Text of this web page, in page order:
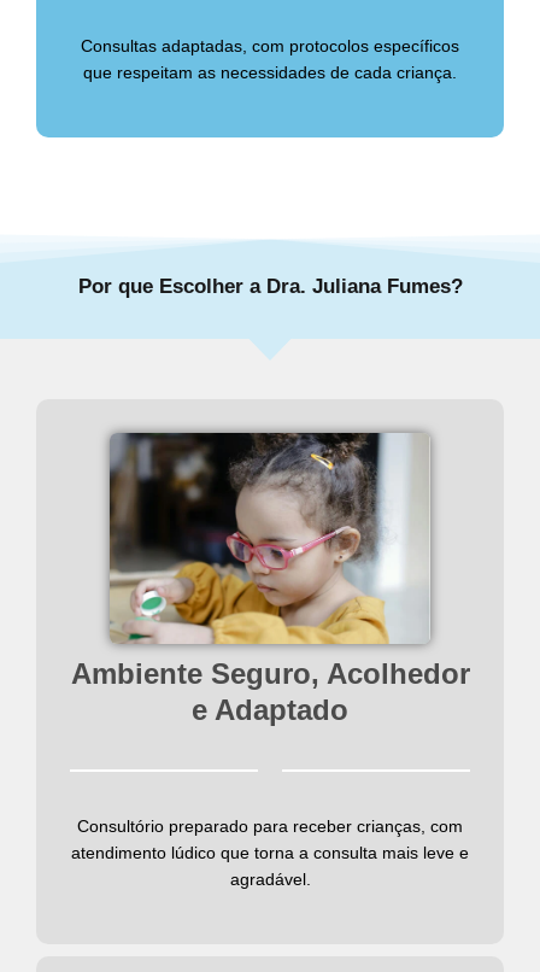
Consultas adaptadas, com protocolos específicos
que respeitam as necessidades de cada criança.
Por que Escolher a Dra. Juliana Fumes?
Ambiente Seguro, Acolhedor
e Adaptado
Consultório preparado para receber crianças, com
atendimento lúdico que torna a consulta mais leve e
agradável.